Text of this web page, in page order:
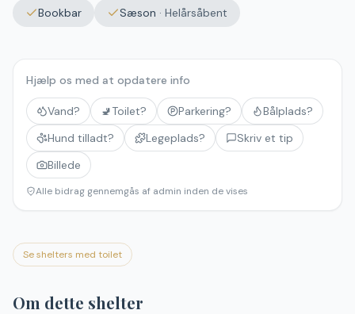
Bookbar
Sæson · Helårsåbent
Hjælp os med at opdatere info
Vand? 🚽Toilet? Parkering?
Bålplads?
Hund tilladt?
Legeplads?
Skriv et tip
Billede
Alle bidrag gennemgås af admin inden de vises
Se shelters med toilet
Om dette shelter